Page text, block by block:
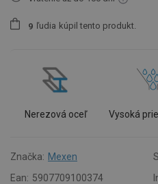
9 ľudia kúpil tento produkt.
Nerezová oceľ Vysoká
Značka: Mexen
Ean: 5907709100374